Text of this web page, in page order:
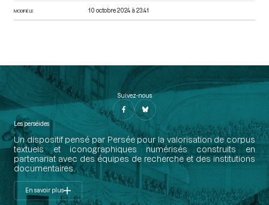
MODIFIÉ LE 10 octobre 2024 à 23:41
Suivez-nous
Les perséides
Un dispositif pensé par Persée pour la valorisation de corpus
textuels et iconographiques numérisés construits en
partenariat avec des équipes de recherche et des institutions
documentaires.
En savoir plus